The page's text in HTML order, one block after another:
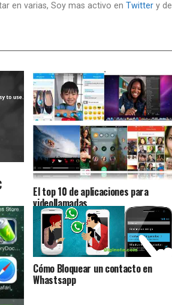
en varias, Soy mas activo en Twitter y de
El top 10 de aplicaciones para
videollamadas
Cómo Bloquear un contacto en
Whastsapp